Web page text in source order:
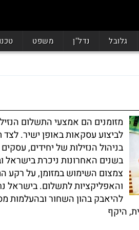
גלובל נדל"ן משפט
מזומנים הם אמצעי התשלום
לביצוע עסקאות באופן ישיר.
בניהול הנזילות של יחידים,
בשנים האחרונות ניכרת בישראל
צמצום השימוש במזומן, על רקע
והאפליקציות לתשלום. בישראל
להיאבק בהון השחור ובהעלמות
היקף